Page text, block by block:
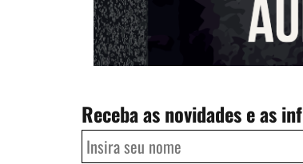
Receba as novidades e as